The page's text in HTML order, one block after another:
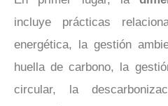
incluye prácticas
energética, la gestión
huella de carbono, la
circular, la